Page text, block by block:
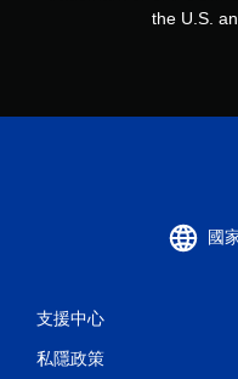
the U.S.
國
支援中心
私隱政策